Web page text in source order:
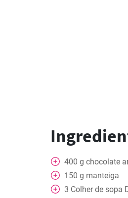
400 g chocolate
150 g manteiga
3 Colher de sopa